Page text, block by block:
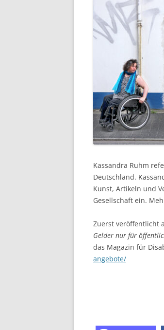
Kassandra Ruhm
Deutschland.
Kunst, Artikeln und
Gesellschaft ein.
Zuerst veröffentlicht
Gelder nur für
das Magazin für
angebote/